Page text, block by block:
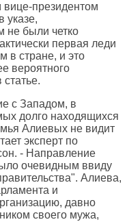
президентом
указе,
не были четко
первая леди
в стране, и это
вероятного
с Западом, в
долго находящихся
Алиевых не видит
эксперт по
- Направление
очевидным ввиду
Алиева,
и
давно
своего мужа,